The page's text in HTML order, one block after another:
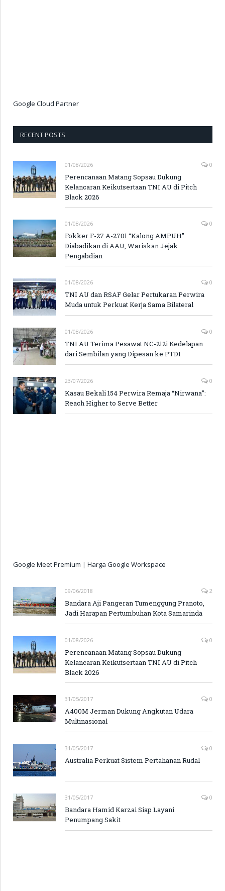
Google Cloud Partner
RECENT POSTS
01/08/2026 0
Perencanaan Matang Sopsau Dukung
Kelancaran Keikutsertaan TNI AU di Pitch
Black 2026
01/08/2026 0
Fokker F-27 A-2701 “Kalong AMPUH”
Diabadikan di AAU, Wariskan Jejak
Pengabdian
01/08/2026 0
TNI AU dan RSAF Gelar Pertukaran Perwira
Muda untuk Perkuat Kerja Sama Bilateral
01/08/2026 0
TNI AU Terima Pesawat NC-212i Kedelapan
dari Sembilan yang Dipesan ke PTDI
23/07/2026 0
Kasau Bekali 154 Perwira Remaja “Nirwana”:
Reach Higher to Serve Better
Google Meet Premium | Harga Google Workspace
09/06/2018 2
Bandara Aji Pangeran Tumenggung Pranoto,
Jadi Harapan Pertumbuhan Kota Samarinda
01/08/2026 0
Perencanaan Matang Sopsau Dukung
Kelancaran Keikutsertaan TNI AU di Pitch
Black 2026
31/05/2017 0
A400M Jerman Dukung Angkutan Udara
Multinasional
31/05/2017 0
Australia Perkuat Sistem Pertahanan Rudal
31/05/2017 0
Bandara Hamid Karzai Siap Layani
Penumpang Sakit